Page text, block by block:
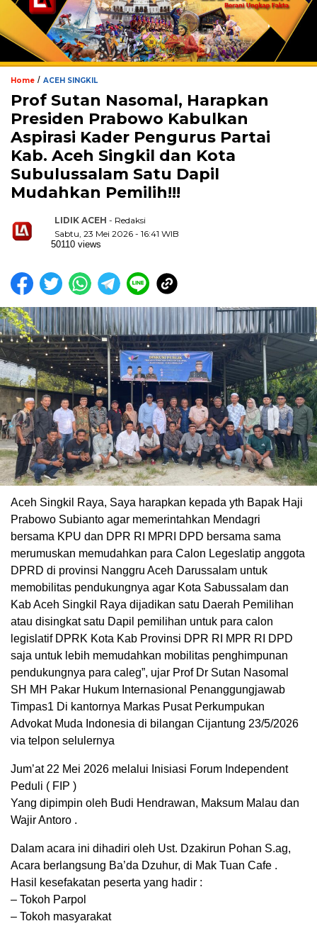
Home / ACEH SINGKIL
Prof Sutan Nasomal, Harapkan
Presiden Prabowo Kabulkan
Aspirasi Kader Pengurus Partai
Kab. Aceh Singkil dan Kota
Subulussalam Satu Dapil
Mudahkan Pemilih!!!
LIDIK ACEH - Redaksi
Sabtu, 23 Mei 2026 - 16:41 WIB
50110 views
Aceh Singkil Raya, Saya harapkan kepada yth Bapak Haji
Prabowo Subianto agar memerintahkan Mendagri
bersama KPU dan DPR RI MPRI DPD bersama sama
merumuskan memudahkan para Calon Legeslatip anggota
DPRD di provinsi Nanggru Aceh Darussalam untuk
memobilitas pendukungnya agar Kota Sabussalam dan
Kab Aceh Singkil Raya dijadikan satu Daerah Pemilihan
atau disingkat satu Dapil pemilihan untuk para calon
legislatif DPRK Kota Kab Provinsi DPR RI MPR RI DPD
saja untuk lebih memudahkan mobilitas penghimpunan
pendukungnya para caleg”, ujar Prof Dr Sutan Nasomal
SH MH Pakar Hukum Internasional Penanggungjawab
Timpas1 Di kantornya Markas Pusat Perkumpukan
Advokat Muda Indonesia di bilangan Cijantung 23/5/2026
via telpon selulernya
Jum’at 22 Mei 2026 melalui Inisiasi Forum Independent
Peduli ( FIP )
Yang dipimpin oleh Budi Hendrawan, Maksum Malau dan
Wajir Antoro .
Dalam acara ini dihadiri oleh Ust. Dzakirun Pohan S.ag,
Acara berlangsung Ba’da Dzuhur, di Mak Tuan Cafe .
Hasil kesefakatan peserta yang hadir :
– Tokoh Parpol
– Tokoh masyarakat